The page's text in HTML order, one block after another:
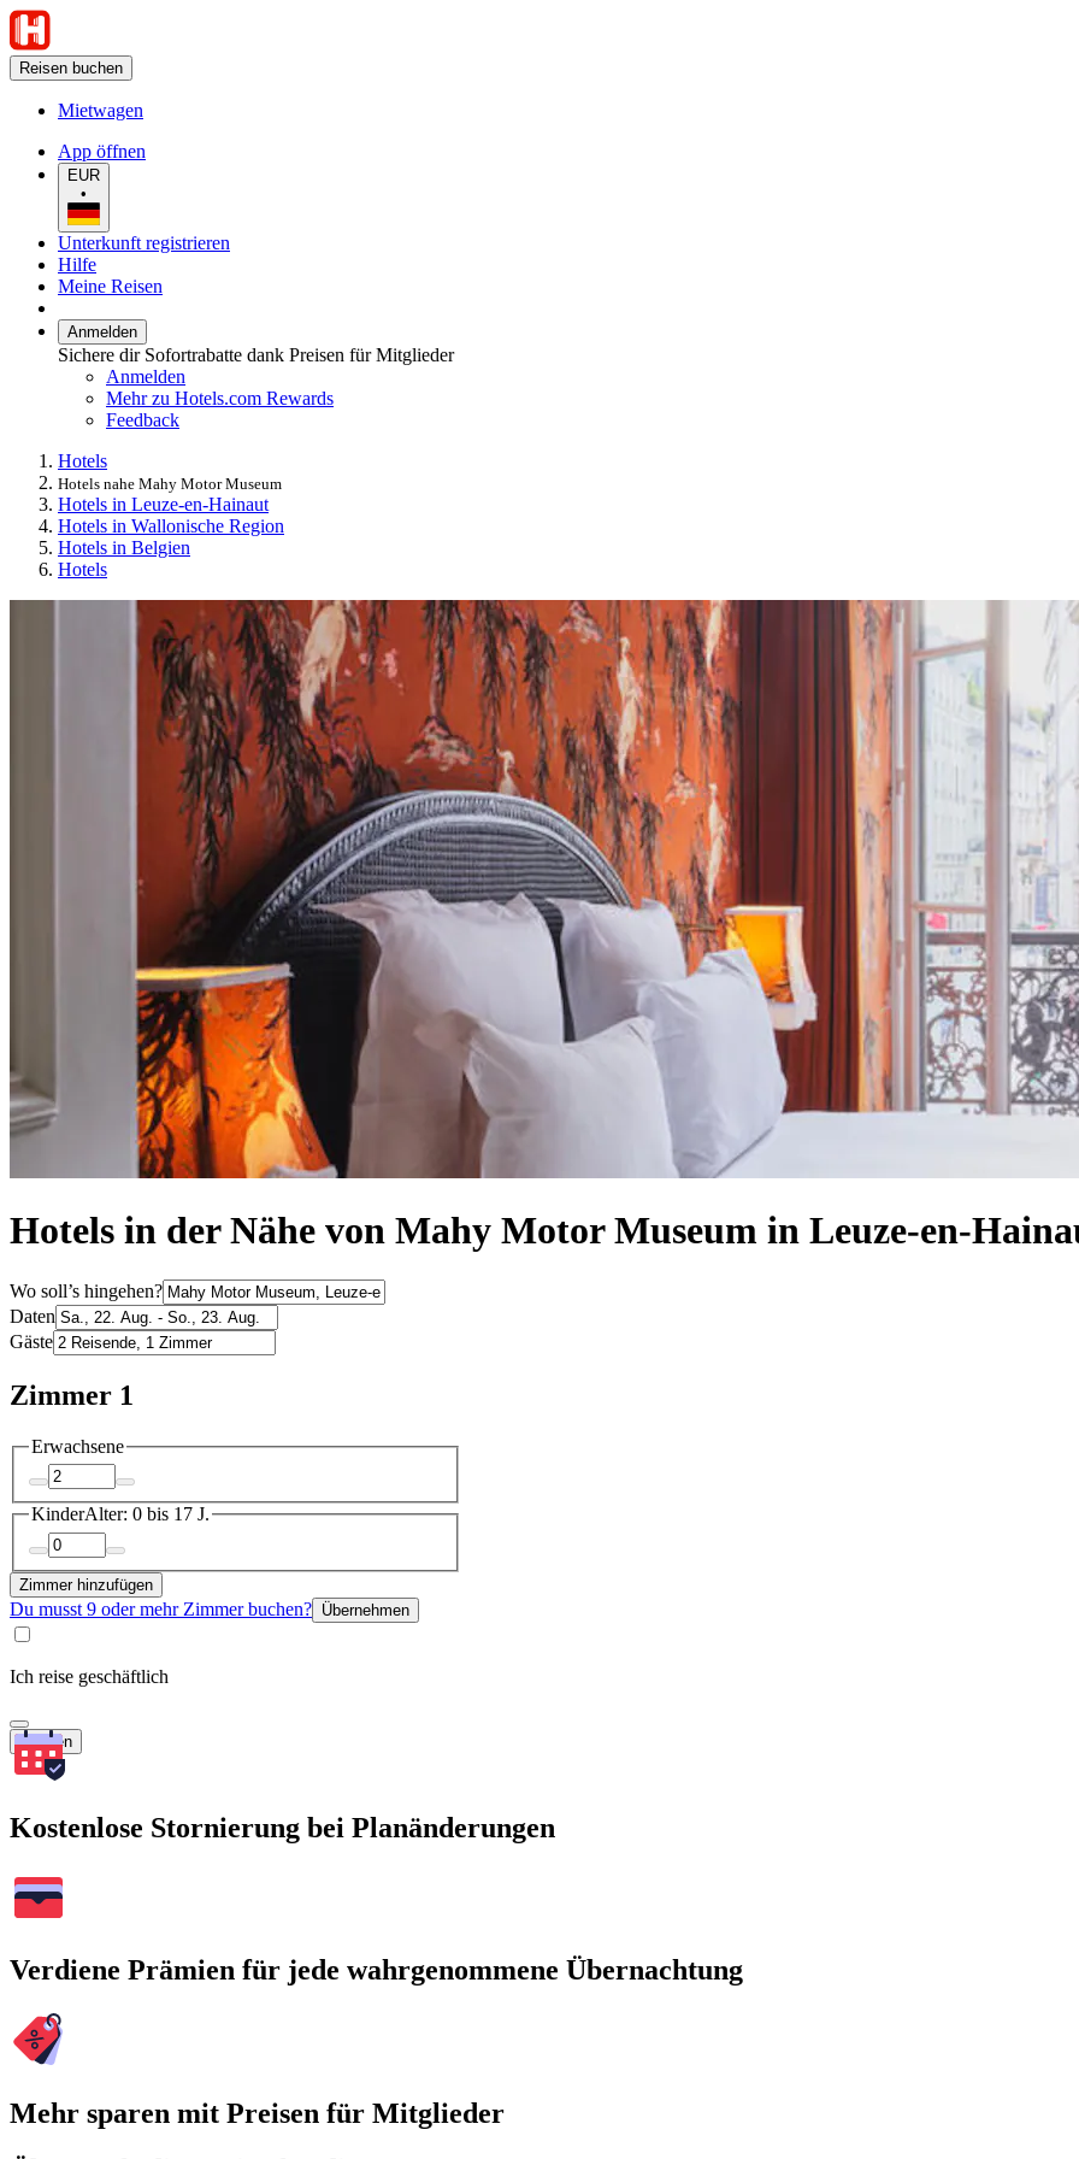
Reisen buchen
Mietwagen
App öffnen
EUR
•
Unterkunft registrieren
Hilfe
Meine Reisen
Anmelden
Sichere dir Sofortrabatte dank Preisen für Mitglieder
Anmelden
Mehr zu Hotels.com Rewards
Feedback
Hotels
Hotels nahe Mahy Motor Museum
Hotels in Leuze-en-Hainaut
Hotels in Wallonische Region
Hotels in Belgien
Hotels
Hotels in der Nähe von Mahy Motor Museum in Leuze-en-
Wo soll’s hingehen?
Daten
Gäste
Zimmer 1
Erwachsene
KinderAlter: 0 bis 17 J.
Zimmer hinzufügen
Du musst 9 oder mehr Zimmer buchen? Übernehmen
Ich reise geschäftlich
Suchen
Kostenlose Stornierung bei Planänderungen
Verdiene Prämien für jede wahrgenommene Übernachtung
Mehr sparen mit Preisen für Mitglieder